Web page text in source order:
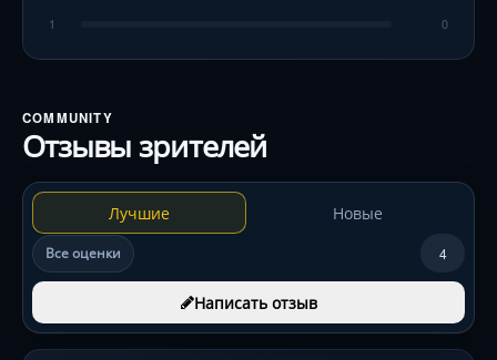
1 0
COMMUNITY
Отзывы зрителей
Лучшие Новые
Все оценки 4
Написать отзыв